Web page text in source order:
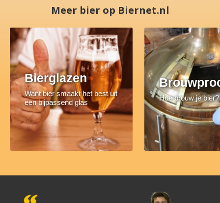
Meer bier op Biernet.nl
Bierglazen
Want bier smaakt het best uit
een bijpassend glas
Hoe brouw je bier?